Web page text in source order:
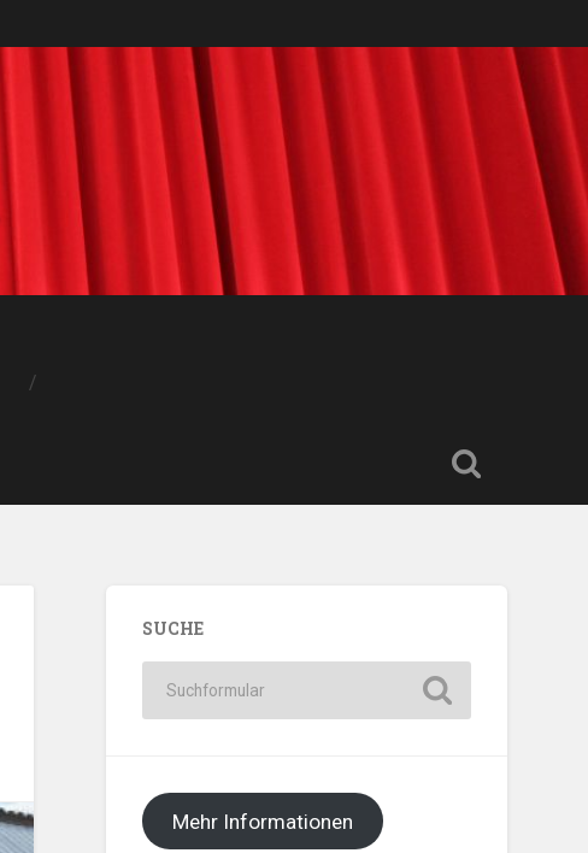
SUCHE
Mehr Informationen